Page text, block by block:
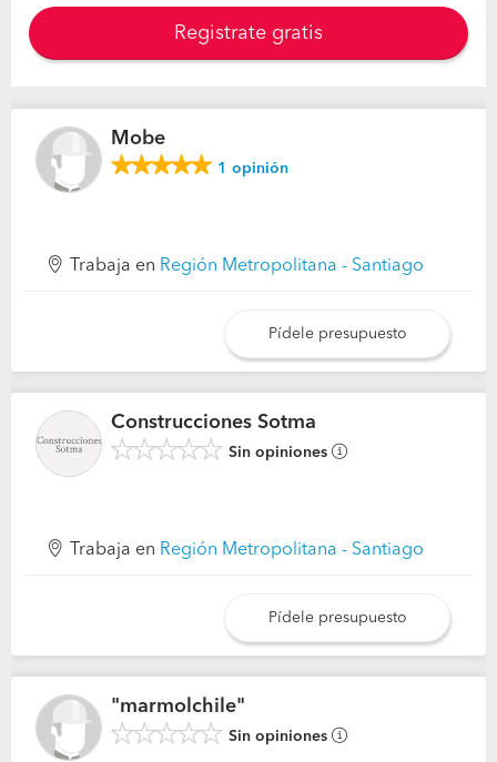
Registrate gratis
Mobe
1 opinión
Trabaja en Región Metropolitana - Santiago
Pídele presupuesto
Construcciones Sotma
Sin opiniones
Trabaja en Región Metropolitana - Santiago
Pídele presupuesto
"marmolchile"
Sin opiniones